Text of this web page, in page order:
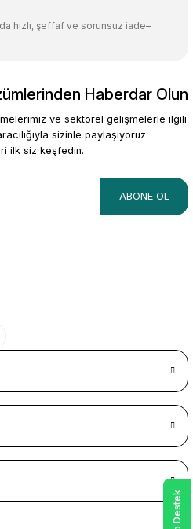
Gönder
hızlı, şeffaf ve sorunsuz iade–
Haberdar Olun
ve sektörel gelişmelerle ilgili
sizinle paylaşıyoruz.
ilk siz keşfedin.
ABONE OL